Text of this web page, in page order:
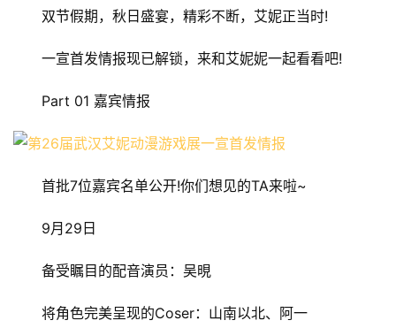
双节假期，秋日盛宴，精彩不断，艾妮正当时!
一宣首发情报现已解锁，来和艾妮妮一起看看吧!
Part 01 嘉宾情报
首批7位嘉宾名单公开!你们想见的TA来啦~
9月29日
备受瞩目的配音演员：吴晛
将角色完美呈现的Coser：山南以北、阿一